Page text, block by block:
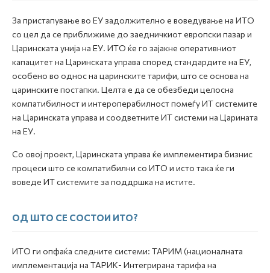
За пристапување во ЕУ задолжително е воведување на ИТО
со цел да се приближиме до заедничкиот eвропски пазар и
Царинската унија на ЕУ. ИТО ќе го зајакне оперативниот
капацитет на Царинската управа според стандардите на ЕУ,
особено во однос на царинските тарифи, што се основа на
царинските постапки. Целта е да се обезбеди целосна
компатибилност и интероперабилност помеѓу ИТ системите
на Царинската управа и соодветните ИТ системи на Царината
на ЕУ.
Со овој проект, Царинската управа ќе имплементира бизнис
процеси што се компатибилни со ИТО и исто така ќе ги
воведе ИТ системите за поддршка на истите.
ОД ШТО СЕ СОСТОИ ИТО?
ИТО ги опфаќа следните системи: ТАРИМ (националната
имплементација на ТАРИК- Интегрирана тарифа на